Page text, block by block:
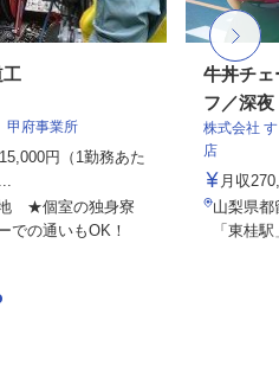
工
府事業所
円（1勤務あた
★個室の独身寮
での通いもOK！
牛丼チェ
フ／深夜
株式会社
店
月収
山梨県都
「東桂